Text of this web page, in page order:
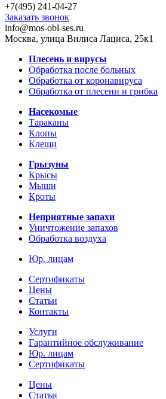
+7(495) 241-04-27
Заказать звонок
info@mos-obl-ses.ru
Москва, улица Вилиса Лациса, 25к1
Плесень и вирусы
Обработка после больных
Обработка от коронавируса
Обработка от плесени и грибка
Насекомые
Тараканы
Клопы
Клещи
Грызуны
Крысы
Мыши
Кроты
Неприятные запахи
Уничтожение запахов
Обработка воздуха
Юр. лицам
Сертификаты
Цены
Статьи
Контакты
Услуги
Гарантийное обслуживание
Юр. лицам
Сертификаты
Цены
Статьи